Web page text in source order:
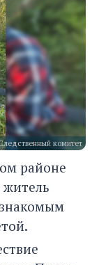
комитет
районе